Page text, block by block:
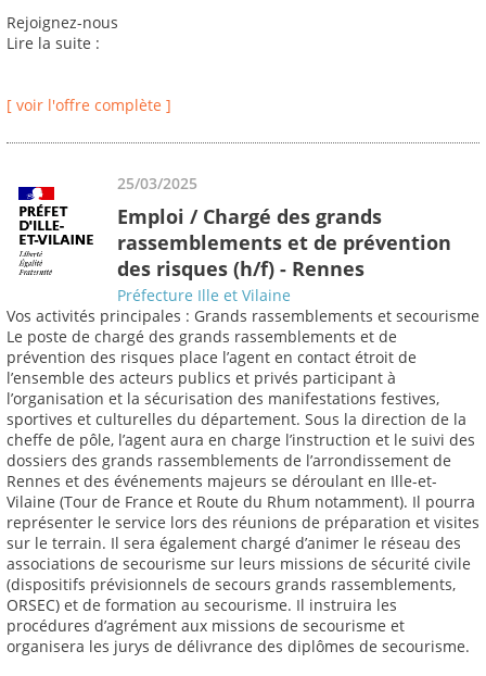
Rejoignez-nous
Lire la suite :
[ voir l'offre complète ]
25/03/2025
Emploi / Chargé des grands
rassemblements et de prévention
des risques (h/f) - Rennes
Préfecture Ille et Vilaine
Vos activités principales : Grands rassemblements et secourisme
Le poste de chargé des grands rassemblements et de
prévention des risques place l’agent en contact étroit de
l’ensemble des acteurs publics et privés participant à
l’organisation et la sécurisation des manifestations festives,
sportives et culturelles du département. Sous la direction de la
cheffe de pôle, l’agent aura en charge l’instruction et le suivi des
dossiers des grands rassemblements de l’arrondissement de
Rennes et des événements majeurs se déroulant en Ille-et-
Vilaine (Tour de France et Route du Rhum notamment). Il pourra
représenter le service lors des réunions de préparation et visites
sur le terrain. Il sera également chargé d’animer le réseau des
associations de secourisme sur leurs missions de sécurité civile
(dispositifs prévisionnels de secours grands rassemblements,
ORSEC) et de formation au secourisme. Il instruira les
procédures d’agrément aux missions de secourisme et
organisera les jurys de délivrance des diplômes de secourisme.